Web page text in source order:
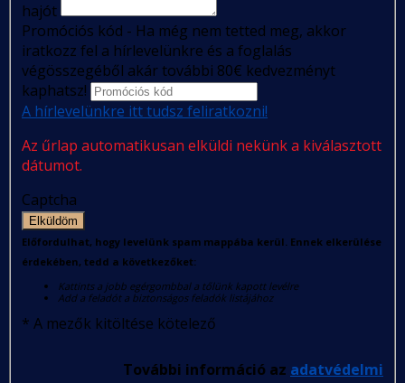
hajót
Promóciós kód - Ha még nem tetted meg, akkor
iratkozz fel a hírlevelünkre és a foglalás
végösszegéből akár további 80€ kedvezményt
kaphatsz!
A hírlevelünkre itt tudsz feliratkozni!
Az űrlap automatikusan elküldi nekünk a kiválasztott
dátumot.
Captcha
Elküldöm
Előfordulhat, hogy levelünk spam mappába kerül. Ennek elkerülése
érdekében, tedd a következőket:
Kattints a jobb egérgombbal a tőlünk kapott levélre
Add a feladót a biztonságos feladók listájához
* A mezők kitöltése kötelező
További információ az adatvédelmi